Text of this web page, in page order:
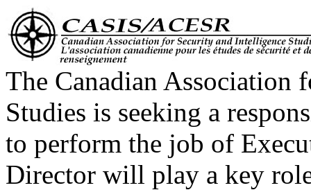
The Canadian Association
Studies is seeking a
to perform the job of
Director will play a key